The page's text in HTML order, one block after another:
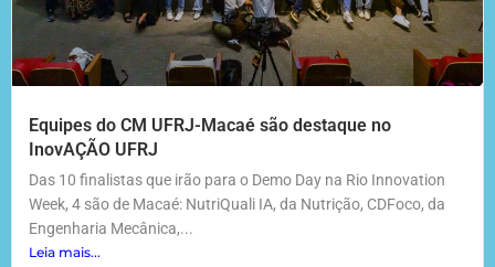
Equipes do CM UFRJ-Macaé são destaque no
InovAÇÃO UFRJ
Das 10 finalistas que irão para o Demo Day na Rio Innovation
Week, 4 são de Macaé: NutriQuali IA, da Nutrição, CDFoco, da
Engenharia Mecânica,...
Leia mais...